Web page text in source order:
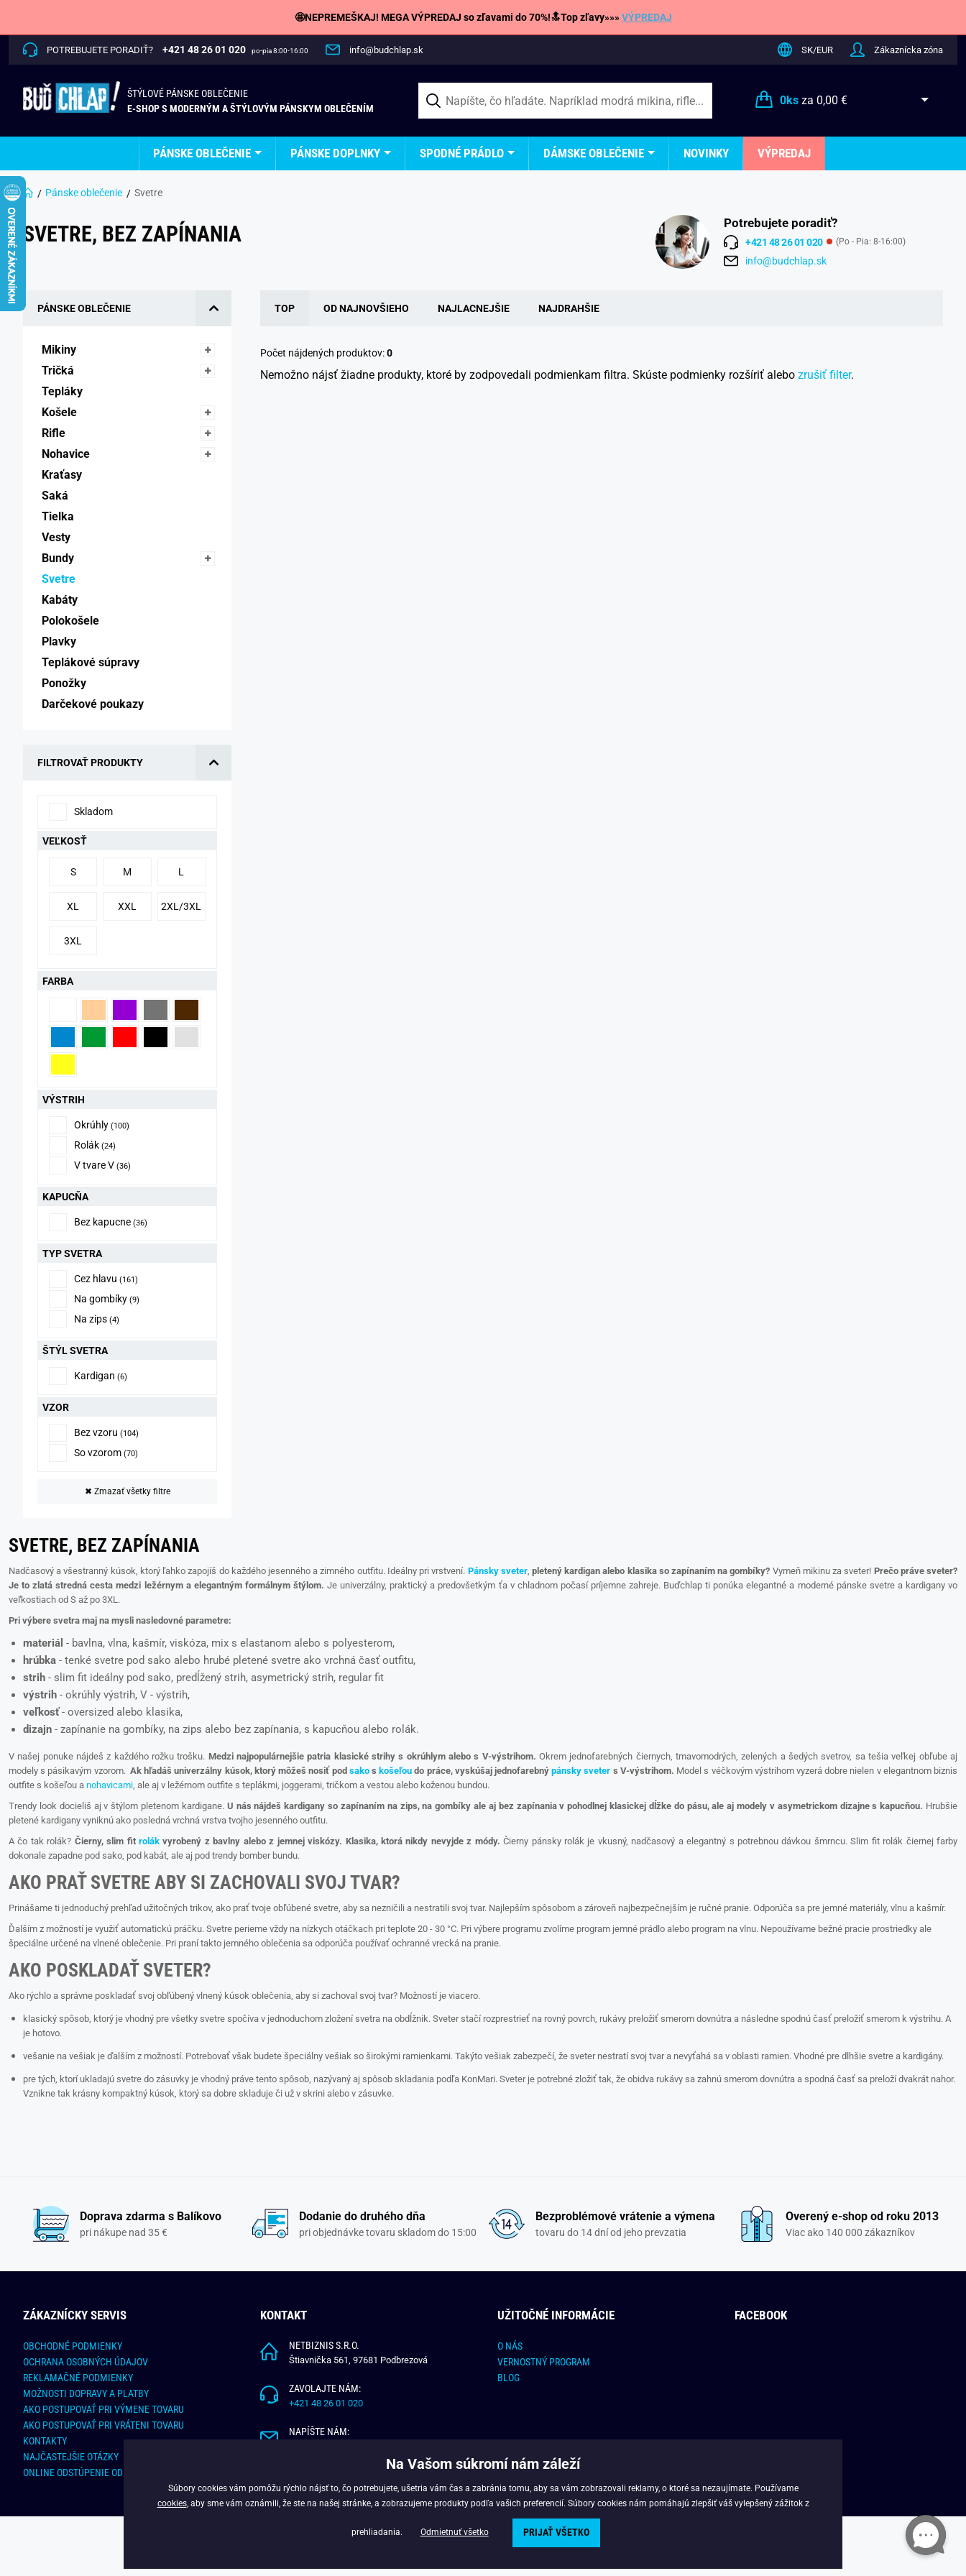
🤩NEPREMEŠKAJ! MEGA VÝPREDAJ so zľavami do 70%!🔝Top zľavy»»»VÝPREDAJ
POTREBUJETE PORADIŤ? +421 48 26 01 020 po-pia 8:00-16:00 info@budchlap.sk SK/EUR Zákaznícka zóna
ŠTÝLOVÉ PÁNSKE OBLEČENIE
E-SHOP S MODERNÝM A ŠTÝLOVÝM PÁNSKYM OBLEČENÍM
0ksza 0,00 €
PÁNSKE OBLEČENIE PÁNSKE DOPLNKY SPODNÉ PRÁDLO DÁMSKE OBLEČENIE NOVINKY VÝPREDAJ
Pánske oblečenie Svetre
SVETRE, BEZ ZAPÍNANIA Potrebujete poradiť?
+421 48 26 01 020 (Po - Pia: 8-16:00)
info@budchlap.sk
PÁNSKE OBLEČENIE
Mikiny
Tričká
Tepláky
Košele
Rifle
Nohavice
Kraťasy
Saká
Tielka
Vesty
Bundy
Svetre
Kabáty
Polokošele
Plavky
Teplákové súpravy
Ponožky
Darčekové poukazy
FILTROVAŤ PRODUKTY
Skladom
VEĽKOSŤ
S M L
XL XXL 2XL/3XL
3XL
FARBA
VÝSTRIH
Okrúhly (100)
Rolák (24)
V tvare V (36)
KAPUCŇA
Bez kapucne (36)
TYP SVETRA
Cez hlavu (161)
Na gombíky (9)
Na zips (4)
ŠTÝL SVETRA
Kardigan (6)
VZOR
Bez vzoru (104)
So vzorom (70)
✖ Zmazať všetky filtre
TOP OD NAJNOVŠIEHO NAJLACNEJŠIE NAJDRAHŠIE
Počet nájdených produktov:0
Nemožno nájsť žiadne produkty, ktoré by zodpovedali podmienkam filtra. Skúste podmienky rozšíriť alebo zrušiť filter.
SVETRE, BEZ ZAPÍNANIA
Nadčasový a všestranný kúsok, ktorý ľahko zapojíš do každého jesenného a zimného outfitu. Ideálny pri vrstvení. Pánsky sveter, pletený kardigan alebo klasika so zapínaním na gombíky? Vymeň mikinu za sveter! Prečo práve sveter?
Je to zlatá stredná cesta medzi ležérnym a elegantným formálnym štýlom. Je univerzálny, praktický a predovšetkým ťa v chladnom počasí príjemne zahreje. Buďchlap ti ponúka elegantné a moderné pánske svetre a kardigany vo
veľkostiach od S až po 3XL.
Pri výbere svetra maj na mysli nasledovné parametre:
materiál - bavlna, vlna, kašmír, viskóza, mix s elastanom alebo s polyesterom,
hrúbka - tenké svetre pod sako alebo hrubé pletené svetre ako vrchná časť outfitu,
strih - slim fit ideálny pod sako, predĺžený strih, asymetrický strih, regular fit
výstrih - okrúhly výstrih, V - výstrih,
veľkosť- oversized alebo klasika,
dizajn - zapínanie na gombíky, na zips alebo bez zapínania, s kapucňou alebo rolák.
V našej ponuke nájdeš z každého rožku trošku. Medzi najpopulárnejšie patria klasické strihy s okrúhlym alebo s V-výstrihom. Okrem jednofarebných čiernych, tmavomodrých, zelených a šedých svetrov, sa tešia veľkej obľube aj
modely s pásikavým vzorom.Ak hľadáš univerzálny kúsok, ktorý môžeš nosiť pod sakos košeľou do práce, vyskúšaj jednofarebnýpánsky sveter s V-výstrihom. Model s véčkovým výstrihom vyzerá dobre nielen v elegantnom biznis
outfite s košeľou a nohavicami, ale aj v ležérnom outfite s teplákmi, joggerami, tričkom a vestou alebo koženou bundou.
Trendy look docieliš aj v štýlom pletenom kardigane. U nás nájdeš kardigany so zapínaním na zips, na gombíky ale aj bez zapínania v pohodlnej klasickej dĺžke do pásu, ale aj modely v asymetrickom dizajne s kapucňou. Hrubšie
pletené kardigany vyniknú ako posledná vrchná vrstva tvojho jesenného outfitu.
A čo tak rolák? Čierny, slim fitrolák vyrobený z bavlny alebo z jemnej viskózy. Klasika, ktorá nikdy nevyjde z módy. Čierny pánsky rolák je vkusný, nadčasový a elegantný s potrebnou dávkou šmrncu. Slim fit rolák čiernej farby
dokonale zapadne pod sako, pod kabát, ale aj pod trendy bomber bundu.
AKO PRAŤ SVETRE ABY SI ZACHOVALI SVOJ TVAR?
Prinášame ti jednoduchý prehľad užitočných trikov, ako prať tvoje obľúbené svetre, aby sa nezničili a nestratili svoj tvar. Najlepším spôsobom a zároveň najbezpečnejším je ručné pranie. Odporúča sa pre jemné materiály, vlnu a kašmír.
Ďalším z možností je využiť automatickú práčku. Svetre perieme vždy na nízkych otáčkach pri teplote 20 - 30 °C. Pri výbere programu zvolíme program jemné prádlo alebo program na vlnu. Nepoužívame bežné pracie prostriedky ale
špeciálne určené na vlnené oblečenie. Pri praní takto jemného oblečenia sa odporúča používať ochranné vrecká na pranie.
AKO POSKLADAŤ SVETER?
Ako rýchlo a správne poskladať svoj obľúbený vlnený kúsok oblečenia, aby si zachoval svoj tvar? Možností je viacero.
klasický spôsob, ktorý je vhodný pre všetky svetre spočíva v jednoduchom zložení svetra na obdĺžnik. Sveter stačí rozprestrieť na rovný povrch, rukávy preložiť smerom dovnútra a následne spodnú časť preložiť smerom k výstrihu. A
je hotovo.
vešanie na vešiak je ďalším z možností. Potrebovať však budete špeciálny vešiak so širokými ramienkami. Takýto vešiak zabezpečí, že sveter nestratí svoj tvar a nevyťahá sa v oblasti ramien. Vhodné pre dlhšie svetre a kardigány.
pre tých, ktorí ukladajú svetre do zásuvky je vhodný práve tento spôsob, nazývaný aj spôsob skladania podľa KonMari. Sveter je potrebné zložiť tak, že obidva rukávy sa zahnú smerom dovnútra a spodná časť sa preloží dvakrát nahor.
Vznikne tak krásny kompaktný kúsok, ktorý sa dobre skladuje či už v skrini alebo v zásuvke.
Doprava zdarma s Balíkovo
pri nákupe nad 35 €
Dodanie do druhého dňa
pri objednávke tovaru skladom do 15:00
Bezproblémové vrátenie a výmena
tovaru do 14 dní od jeho prevzatia
Overený e-shop od roku 2013
Viac ako 140 000 zákazníkov
ZÁKAZNÍCKY SERVIS
OBCHODNÉ PODMIENKY
OCHRANA OSOBNÝCH ÚDAJOV
REKLAMAČNÉ PODMIENKY
MOŽNOSTI DOPRAVY A PLATBY
AKO POSTUPOVAŤ PRI VÝMENE TOVARU
AKO POSTUPOVAŤ PRI VRÁTENI TOVARU
KONTAKTY
NAJČASTEJŠIE OTÁZKY
ONLINE ODSTÚPENIE OD ZMLUVY
KONTAKT
NETBIZNIS S.R.O.
Štiavnička 561, 97681 Podbrezová
ZAVOLAJTE NÁM:
+421 48 26 01 020
NAPÍŠTE NÁM:
UŽITOČNÉ INFORMÁCIE
O NÁS
VERNOSTNÝ PROGRAM
BLOG
FACEBOOK
Copyright © 2025 - Budchlap.sk Všetky práva vyhradené. webdesign © litvanyi.sk
Na Vašom súkromí nám záleží
Súbory cookies vám pomôžu rýchlo nájsť to, čo potrebujete, ušetria vám čas a zabránia tomu, aby sa vám zobrazovali reklamy, o ktoré sa nezaujímate. Používame
cookies, aby sme vám oznámili, že ste na našej stránke, a zobrazujeme produkty podľa vašich preferencií. Súbory cookies nám pomáhajú zlepšiť váš vylepšený zážitok z
prehliadania. Odmietnuť všetko PRIJAŤ VŠETKO